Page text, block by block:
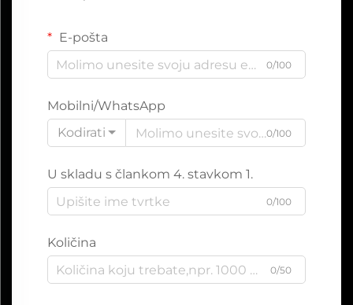
E-pošta
0/100
Mobilni/WhatsApp
Kodirati
0/100
U skladu s člankom 4. stavkom 1.
0/100
Količina
0/50